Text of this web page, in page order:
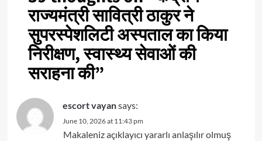
राज्यमंत्री सावित्री ठाकुर ने
सुपरस्पेशलिटी अस्पताल का किया
निरीक्षण, स्वास्थ्य सेवाओं की
सराहना की”
escort vayansays:
June 10, 2026 at 11:43 pm
Makaleniz açıklayıcı yararlı anlaşılır olmuş